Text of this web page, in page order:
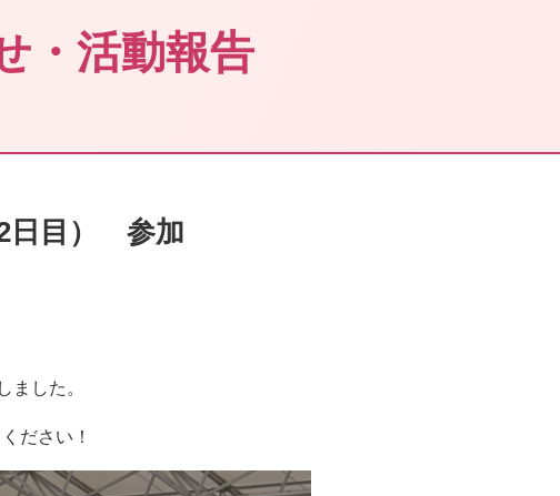
・活動報告
日目） 参加
ました。
ださい！